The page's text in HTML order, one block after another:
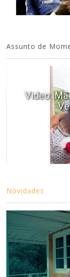
Assunto de
Video:
Novidades